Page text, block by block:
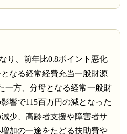
り、前年比0.8ポイント悪化
なる経常経費充当一般財源
一方、分母となる経常一般財
響で115百万円の減となった
少、高齢者支援や障害者サ
加の一途をたどる扶助費や